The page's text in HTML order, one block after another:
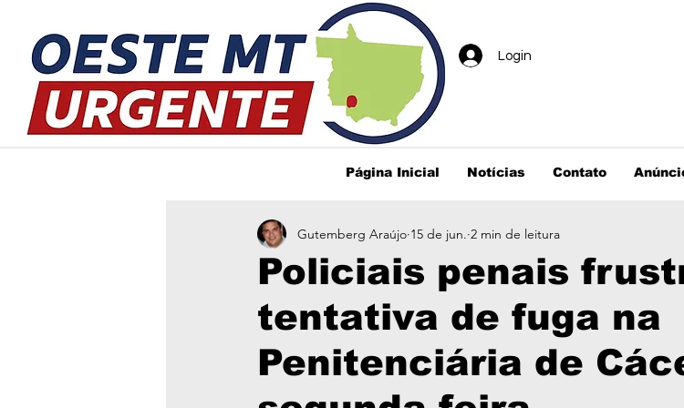
Login
Página Inicial Notícias Contato
Policiais penais
tentativa de fuga na
Penitenciária de
Gutemberg Araújo 15 de jun. 2 min de leitura